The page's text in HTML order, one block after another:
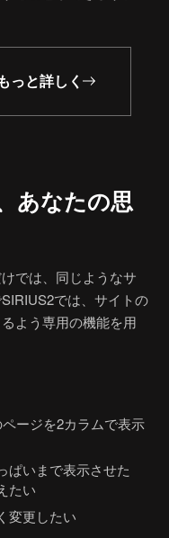
っと詳しく
あなたの思
では、同じようなサ
では、サイトの
よう専用の機能を用
ージを2カラムで表示
ぱいまで表示させた
たい
変更したい